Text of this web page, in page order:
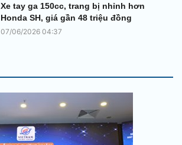
Xe tay ga 150cc, trang bị nhỉnh hơn
Honda SH, giá gần 48 triệu đồng
07/06/2026 04:37